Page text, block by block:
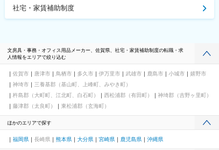
社宅・家賃補助制度
文房具・事務・オフィス用品メーカー、佐賀県、社宅・家賃補助制度の転職・求
人情報をエリアで絞り込む
佐賀市 唐津市 鳥栖市 多久市 伊万里市 武雄市 鹿島市 小城市
嬉野市
神埼市
三養基郡（基山町、上峰町、みやき町）
杵島郡（大町町、江北町、白石町）
西松浦郡（有田町）
神埼郡（吉野ヶ里町）
藤津郡（太良町）
東松浦郡（玄海町）
ほかのエリアで探す
福岡県 長崎県 熊本県 大分県 宮崎県 鹿児島県 沖縄県